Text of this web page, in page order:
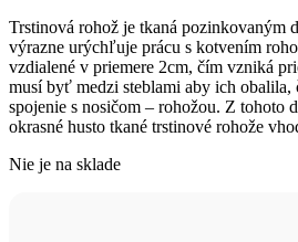
Trstinová rohož je tkaná pozinkovaným
výrazne urýchľuje prácu s kotvením
vzdialené v priemere 2cm, čím vzniká
musí byť medzi steblami aby ich obalila,
spojenie s nosičom – rohožou. Z tohoto
okrasné husto tkané trstinové rohože
Nie je na sklade